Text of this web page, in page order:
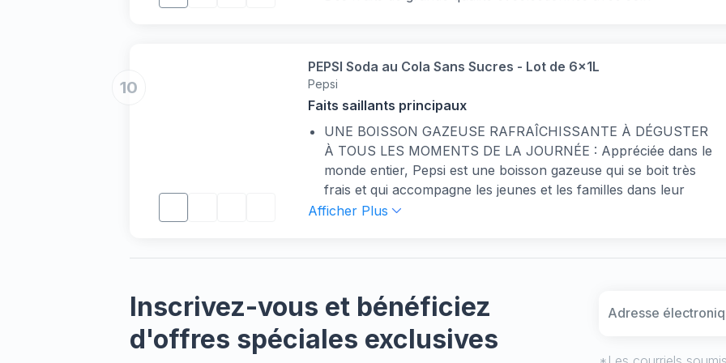
10
PEPSI Soda au Cola Sans Sucres - Lot de 6x1L
Pepsi
Faits saillants principaux
UNE BOISSON GAZEUSE RAFRAÎCHISSANTE À DÉGUSTER
À TOUS LES MOMENTS DE LA JOURNÉE : Appréciée dans le
monde entier, Pepsi est une boisson gazeuse qui se boit très
frais et qui accompagne les jeunes et les familles dans leur
quotidien : lors des repas, barbecue ou pique-niques, lors d’une
Lancée en 1994, Pepsi Zéro Sucres (initialement connu sous le
nom de Pepsi Max) est une marque iconique de cola sans
sucres audacieuse et innovante
Afficher Plus
Inscrivez-vous et bénéficiez
d'offres spéciales exclusives